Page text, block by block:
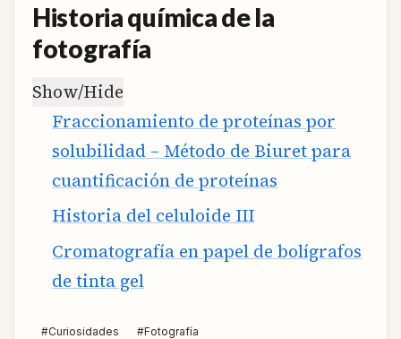
Historia química de la
fotografía
Show/Hide
Fraccionamiento de proteínas por
solubilidad – Método de Biuret para
cuantificación de proteínas
Historia del celuloide III
Cromatografía en papel de bolígrafos
de tinta gel
#Curiosidades #Fotografía